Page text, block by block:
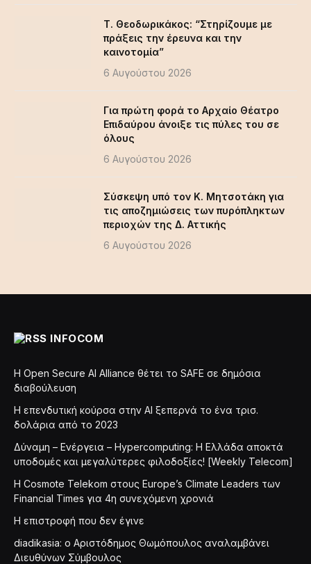
Τ. Θεοδωρικάκος: “Στηρίζουμε με
πράξεις την έρευνα και την
καινοτομία”
6 Αυγούστου 2026
Για πρώτη φορά το Αρχαίο Θέατρο
Επιδαύρου άνοιξε τις πύλες του σε
όλους
6 Αυγούστου 2026
Σύσκεψη υπό τον Κ. Μητσοτάκη για
τις αποζημιώσεις των πυρόπληκτων
περιοχών της Δ. Αττικής
6 Αυγούστου 2026
INFOCOM
Η Open Secure AI Alliance θέτει το SAFE σε δημόσια
διαβούλευση
Η επενδυτική κούρσα στην AI ξεπερνά το ένα τρισ.
δολάρια από το 2023
Δύναμη – Ενέργεια – Ηypercomputing: Η Ελλάδα αποκτά
υποδομές και μεγαλύτερες φιλοδοξίες! [Weekly Telecom]
Η Cosmote Telekom στους Europe’s Climate Leaders των
Financial Times για 4η συνεχόμενη χρονιά
Η επιστροφή που δεν έγινε
diadikasia: ο Αριστόδημος Θωμόπουλος αναλαμβάνει
Διευθύνων Σύμβουλος